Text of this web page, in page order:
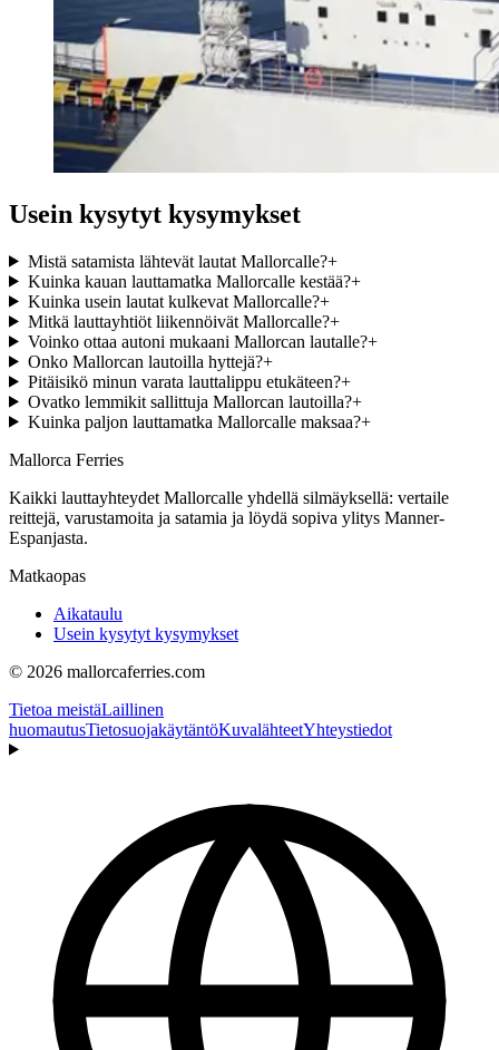
Usein kysytyt kysymykset
Mistä satamista lähtevät lautat Mallorcalle?+
Kuinka kauan lauttamatka Mallorcalle kestää?+
Kuinka usein lautat kulkevat Mallorcalle?+
Mitkä lauttayhtiöt liikennöivät Mallorcalle?+
Voinko ottaa autoni mukaani Mallorcan lautalle?+
Onko Mallorcan lautoilla hyttejä?+
Pitäisikö minun varata lauttalippu etukäteen?+
Ovatko lemmikit sallittuja Mallorcan lautoilla?+
Kuinka paljon lauttamatka Mallorcalle maksaa?+
Mallorca Ferries
Kaikki lauttayhteydet Mallorcalle yhdellä silmäyksellä: vertaile
reittejä, varustamoita ja satamia ja löydä sopiva ylitys Manner-
Espanjasta.
Matkaopas
Aikataulu
Usein kysytyt kysymykset
© 2026 mallorcaferries.com
Tietoa meistäLaillinen
huomautusTietosuojakäytäntöKuvalähteetYhteystiedot